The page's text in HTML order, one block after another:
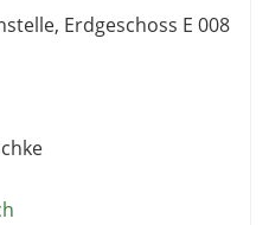
Erdgeschoss E 008